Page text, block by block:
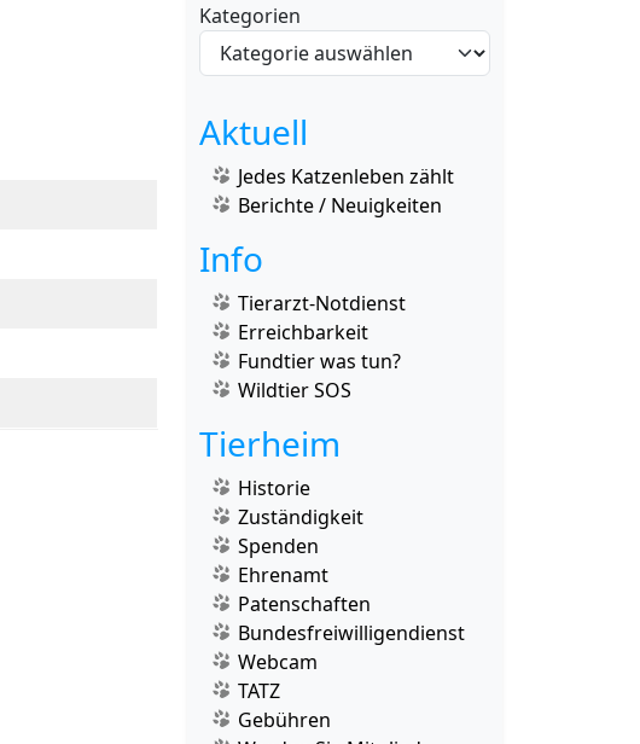
Kategorien
Aktuell
Jedes Katzenleben zählt
Berichte / Neuigkeiten
Info
Tierarzt-Notdienst
Erreichbarkeit
Fundtier was tun?
Wildtier SOS
Tierheim
Historie
Zuständigkeit
Spenden
Ehrenamt
Patenschaften
Bundesfreiwilligendienst
Webcam
TATZ
Gebühren